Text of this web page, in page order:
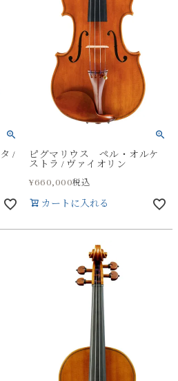
/
ピグマリウス ペル・オルケ
ストラ / ヴァイオリン
¥660,000税込
カートに入れる